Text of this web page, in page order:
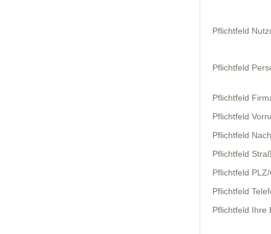
Pflichtfeld
Pflichtfeld
Pflichtfeld
Pflichtfeld
Pflichtfeld
Pflichtfeld
Pflichtfeld
Pflichtfeld
Pflichtfeld Ihre